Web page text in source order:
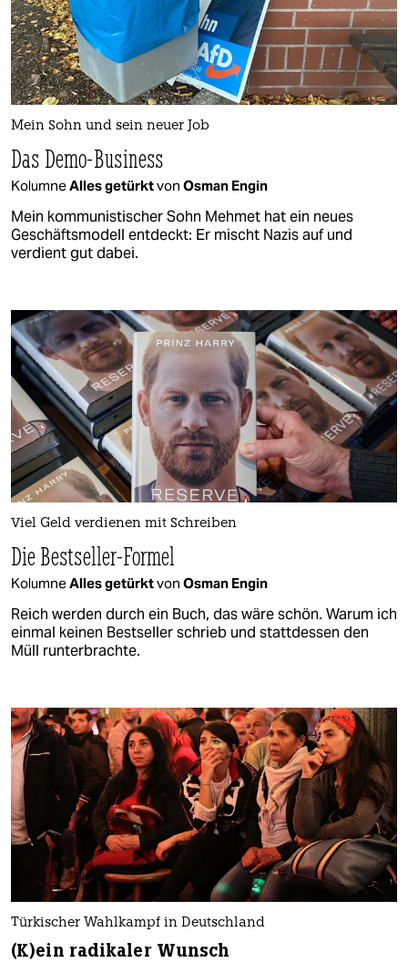
Mein Sohn und sein neuer Job
Das Demo-Business
KolumneAlles getürktvon Osman Engin
Mein kommunistischer Sohn Mehmet hat ein neues
Geschäftsmodell entdeckt: Er mischt Nazis auf und
verdient gut dabei.
Viel Geld verdienen mit Schreiben
Die Bestseller-Formel
KolumneAlles getürktvon Osman Engin
Reich werden durch ein Buch, das wäre schön. Warum ich
einmal keinen Bestseller schrieb und stattdessen den
Müll runterbrachte.
Türkischer Wahlkampf in Deutschland
(K)ein radikaler Wunsch